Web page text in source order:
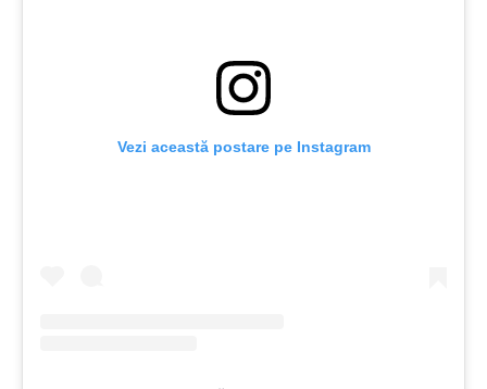
Vezi această postare pe Instagram